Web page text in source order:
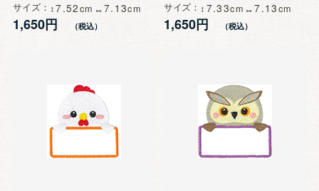
サイズ 7.52 7.13
1,650円
サイズ 7.33 7.13
1,650円